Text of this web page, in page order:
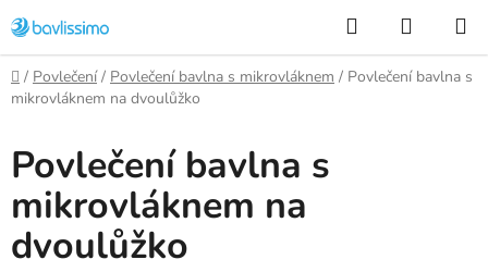
na
obsah
Hledat
KOŠÍK
Domů
/ Povlečení / Povlečení bavlna s mikrovláknem / Povlečení bavlna s
mikrovláknem na dvoulůžko
Povlečení bavlna s
mikrovláknem na
dvoulůžko